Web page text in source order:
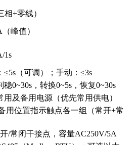
相+零线）
峰值）
1s
≤5s（可调）；手动：≤3s
稳0~30s，转换0~5s，恢复0~30s
用及备用电源（优先常用供电）
用位置指示触点各一组（常开+常
/常闭干接点，容量AC250V/5A